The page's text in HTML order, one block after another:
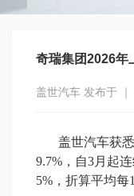
奇瑞集团2026年
盖世汽车 发布于
盖世汽车获
9.7%，自3月起
5%，折算平均